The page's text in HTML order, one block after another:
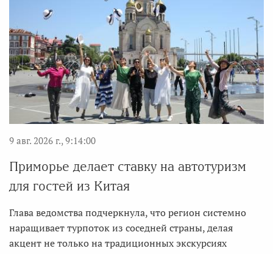
9 авг. 2026 г., 9:14:00
Приморье делает ставку на автотуризм
для гостей из Китая
Глава ведомства подчеркнула, что регион системно
наращивает турпоток из соседней страны, делая
акцент не только на традиционных экскурсиях